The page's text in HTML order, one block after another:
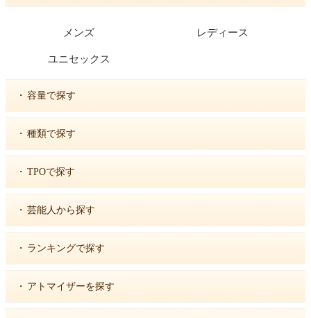
メンズ レディース
ユニセックス
・ 容量で探す
・ 種類で探す
・ TPOで探す
・ 芸能人から探す
・ ランキングで探す
・ アトマイザーを探す